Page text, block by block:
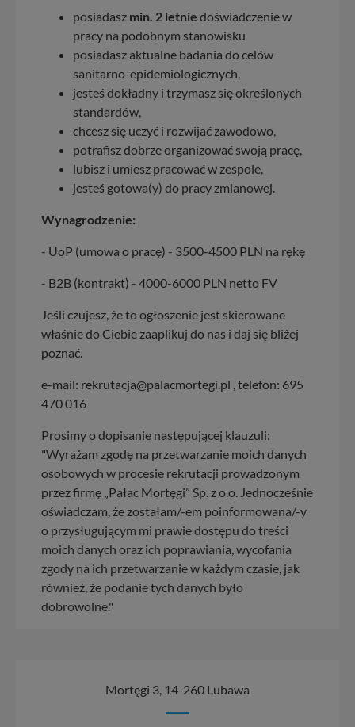
posiadasz min. 2 letnie doświadczenie w
pracy na podobnym stanowisku
posiadasz aktualne badania do celów
sanitarno-epidemiologicznych,
jesteś dokładny i trzymasz się określonych
standardów,
chcesz się uczyć i rozwijać zawodowo,
potrafisz dobrze organizować swoją pracę,
lubisz i umiesz pracować w zespole,
jesteś gotowa(y) do pracy zmianowej.
Wynagrodzenie:
- UoP (umowa o pracę) - 3500-4500 PLN na rękę
- B2B (kontrakt) - 4000-6000 PLN netto FV
Jeśli czujesz, że to ogłoszenie jest skierowane
właśnie do Ciebie zaaplikuj do nas i daj się bliżej
poznać.
e-mail: rekrutacja@palacmortegi.pl , telefon: 695
470 016
Prosimy o dopisanie następującej klauzuli:
"Wyrażam zgodę na przetwarzanie moich danych
osobowych w procesie rekrutacji prowadzonym
przez firmę „Pałac Mortęgi” Sp. z o.o. Jednocześnie
oświadczam, że zostałam/-em poinformowana/-y
o przysługującym mi prawie dostępu do treści
moich danych oraz ich poprawiania, wycofania
zgody na ich przetwarzanie w każdym czasie, jak
również, że podanie tych danych było
dobrowolne."
Mortęgi 3, 14-260 Lubawa